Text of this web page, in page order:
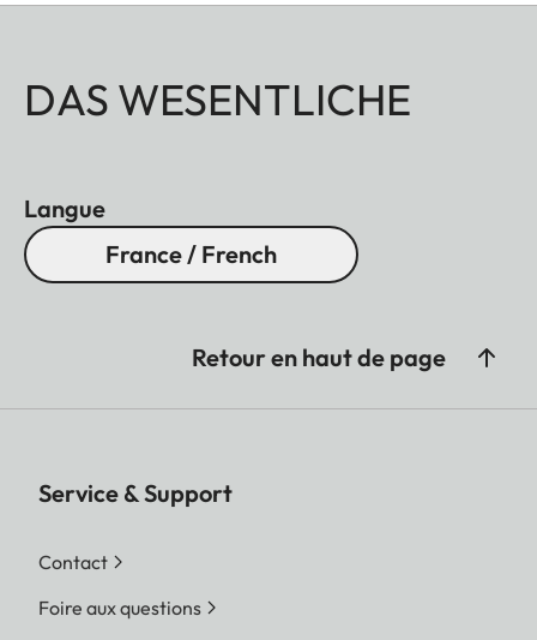
DAS WESENTLICHE
Langue
France / French
Retour en haut de page
Service & Support
Contact
Foire aux questions